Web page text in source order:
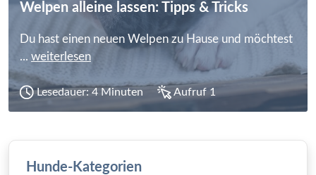
Welpen alleine lassen: Tipps & Tricks
Du hast einen neuen Welpen zu Hause und möchtest
... weiterlesen
Lesedauer: 4 Minuten Aufruf 1
Hunde-Kategorien